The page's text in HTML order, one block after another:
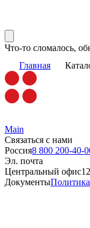
Что-то сломалось,
Главная
Main
Связаться с нами
Россия8 800 200-40-
Эл. почта
Центральный офис
Документы